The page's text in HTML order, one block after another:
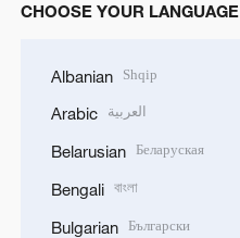
CHOOSE YOUR LANGUAGE
Albanian Shqip
Arabic العربية
Belarusian Беларуская
Bengali বাংলা
Bulgarian Български